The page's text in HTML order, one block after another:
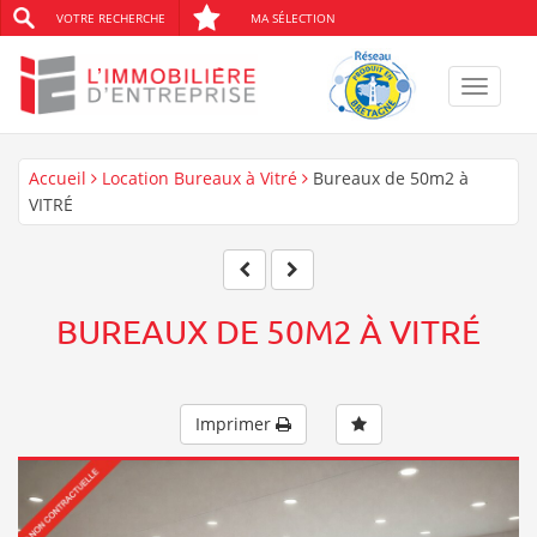
VOTRE RECHERCHE MA SÉLECTION
Toggle
Accueil Location Bureaux à Vitré
Bureaux de 50m2 à
VITRÉ
BUREAUX DE 50M2 À VITRÉ
Imprimer